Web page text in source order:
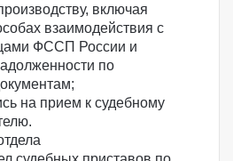
включая
взаимодействия с
ФССП России и
по
на прием к судебному